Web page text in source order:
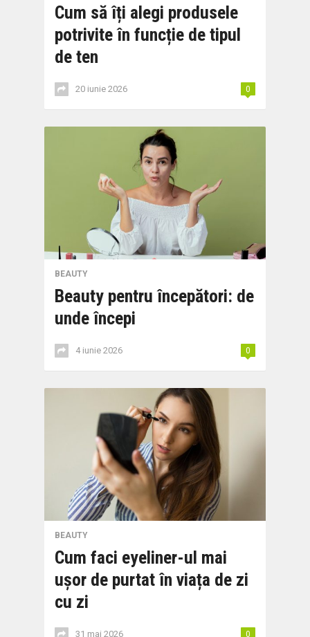
Cum să îți alegi produsele
potrivite în funcție de tipul
de ten
20 iunie 2026 0
BEAUTY
Beauty pentru începători: de
unde începi
4 iunie 2026 0
BEAUTY
Cum faci eyeliner-ul mai
ușor de purtat în viața de zi
cu zi
31 mai 2026 0